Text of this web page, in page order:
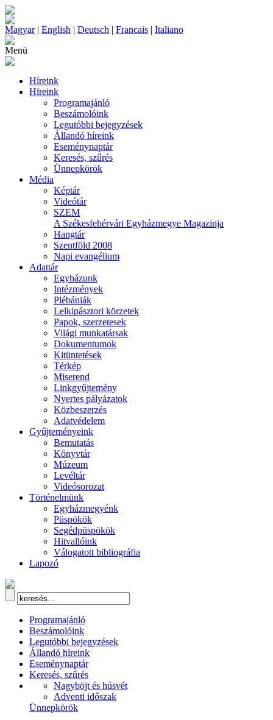
Magyar| English | Deutsch | Francais | Italiano
Menü
Híreink
Híreink
Programajánló
Beszámolóink
Legutóbbi bejegyzések
Állandó híreink
Eseménynaptár
Keresés, szűrés
Ünnepkörök
Média
Képtár
Videótár
SZEM
A Székesfehérvári Egyházmegye Magazinja
Hangtár
Szentföld 2008
Napi evangélium
Adattár
Egyházunk
Intézmények
Plébániák
Lelkipásztori körzetek
Papok, szerzetesek
Világi munkatársak
Dokumentumok
Kitüntetések
Térkép
Miserend
Linkgyűjtemény
Nyertes pályázatok
Közbeszerzés
Adatvédelem
Gyűjteményeink
Bemutatás
Könyvtár
Múzeum
Levéltár
Videósorozat
Történelmünk
Egyházmegyénk
Püspökök
Segédpüspökök
Hitvallóink
Válogatott bibliográfia
Lapozó
Programajánló
Beszámolóink
Legutóbbi bejegyzések
Állandó híreink
Eseménynaptár
Keresés, szűrés
Nagyböjt és húsvét
Adventi időszak
Ünnepkörök